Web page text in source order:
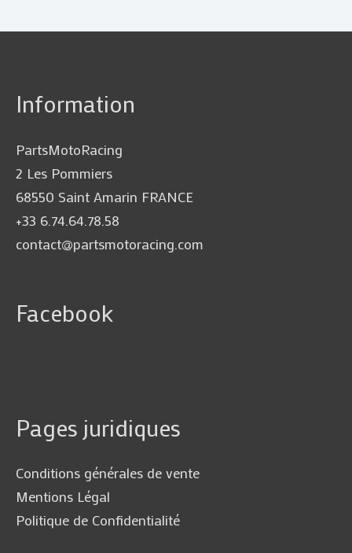
Information
PartsMotoRacing
2 Les Pommiers
68550 Saint Amarin FRANCE
+33 6.74.64.78.58
contact@partsmotoracing.com
Facebook
Pages juridiques
Conditions générales de vente
Mentions Légal
Politique de Confidentialité